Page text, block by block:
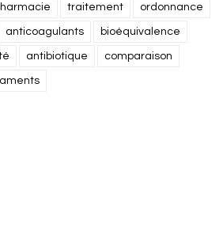
traitement ordonnance
anticoagulants bioéquivalence
antibiotique comparaison